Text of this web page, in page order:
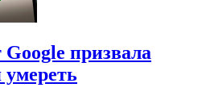
призвала
умереть